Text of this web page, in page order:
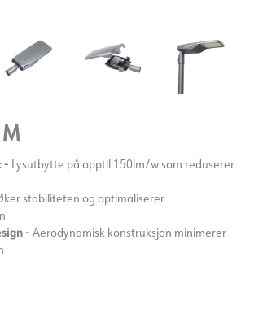
- Lysutbytte på opptil 150lm/w som reduserer
stabiliteten og optimaliserer
- Aerodynamisk konstruksjon minimerer